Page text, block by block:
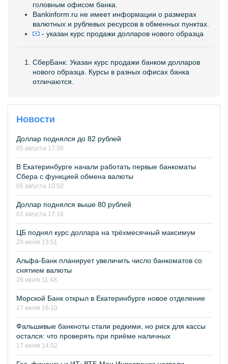
головным офисом банка.
Bankinform.ru не имеет информации о размерах
валютных и рублевых ресурсов в обменных пунктах.
- указан курс продажи долларов нового образца
СберБанк: Указан курс продажи банком долларов
нового образца. Курсы в разных офисах банка
отличаются.
Новости
Доллар поднялся до 82 рублей
05 августа 17:30
В Екатеринбурге начали работать первые банкоматы
Сбера с функцией обмена валюты
05 августа 10:50
Доллар поднялся выше 80 рублей
03 августа 17:16
ЦБ поднял курс доллара на трёхмесячный максимум
29 июля 13:51
Альфа-Банк планирует увеличить число банкоматов со
снятием валюты
28 июля 11:48
Морской Банк открыл в Екатеринбурге новое отделение
17 июля 16:10
Фальшивые банкноты стали редкими, но риск для кассы
остался: что проверять при приёме наличных
17 июля 14:52